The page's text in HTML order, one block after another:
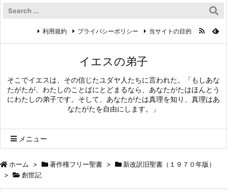
イエスの弟子
そこでイエスは、その信じたユダヤ人たちに言われた。「もしあな
たがたが、わたしのことばにとどまるなら、あなたがたはほんとう
にわたしの弟子です。そして、あなたがたは真理を知り、真理はあ
なたがたを自由にします。」
メニュー
利用規約 プライバシーポリシー 当サイトの目的
ホーム > 著作権フリー聖書 >
新改訳旧聖書（１９７０年版）
>
創世記